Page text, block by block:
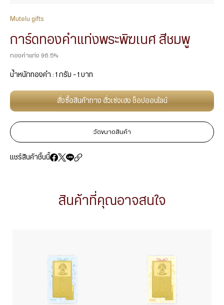
Mutelu gifts
การ์ดทองคำแท่งพระพิฆเนศ สีชมพู
ทองคำแท่ง 96.5%
น้ำหนักทองคำ : 1 กรัม – 1 บาท
สั่งซื้อสินค้าทาง ฮั่วเซ่งเฮง ช็อปออนไลน์
วัดขนาดสินค้า
แชร์สินค้าชิ้นนี้
สินค้าที่คุณอาจสนใจ